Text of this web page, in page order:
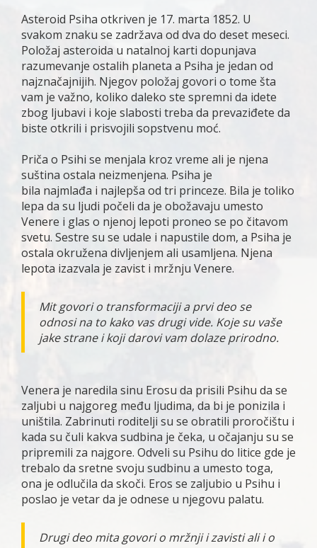
Asteroid Psiha otkriven je 17. marta 1852. U
svakom znaku se zadržava od dva do deset meseci.
Položaj asteroida u natalnoj karti dopunjava
razumevanje ostalih planeta a Psiha je jedan od
najznačajnijih. Njegov položaj govori o tome šta
vam je važno, koliko daleko ste spremni da idete
zbog ljubavi i koje slabosti treba da prevaziđete da
biste otkrili i prisvojili sopstvenu moć.
Priča o Psihi se menjala kroz vreme ali je njena
suština ostala neizmenjena. Psiha je
bila najmlađa i najlepša od tri princeze. Bila je toliko
lepa da su ljudi počeli da je obožavaju umesto
Venere i glas o njenoj lepoti proneo se po čitavom
svetu. Sestre su se udale i napustile dom, a Psiha je
ostala okružena divljenjem ali usamljena. Njena
lepota izazvala je zavist i mržnju Venere.
Mit govori o transformaciji a prvi deo se
odnosi na to kako vas drugi vide. Koje su vaše
jake strane i koji darovi vam dolaze prirodno.
Venera je naredila sinu Erosu da prisili Psihu da se
zaljubi u najgoreg među ljudima, da bi je ponizila i
uništila. Zabrinuti roditelji su se obratili proročištu i
kada su čuli kakva sudbina je čeka, u očajanju su se
pripremili za najgore. Odveli su Psihu do litice gde je
trebalo da sretne svoju sudbinu a umesto toga,
ona je odlučila da skoči. Eros se zaljubio u Psihu i
poslao je vetar da je odnese u njegovu palatu.
Drugi deo mita govori o mržnji i zavisti ali i o